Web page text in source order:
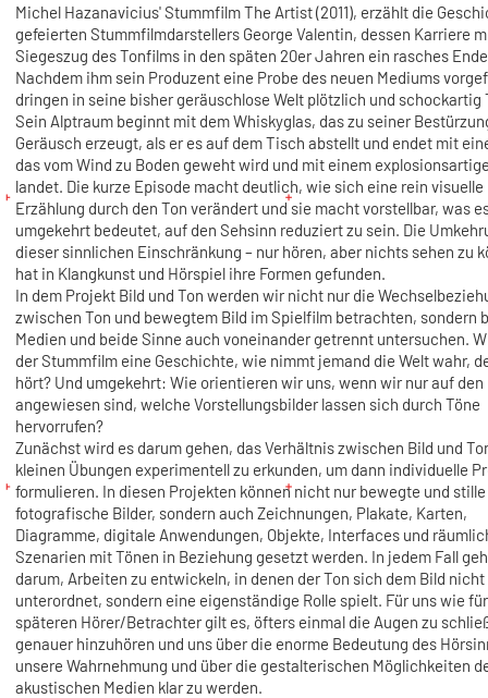
Michel Hazanavicius' Stummfilm The Artist (2011), erzählt die
gefeierten Stummfilmdarstellers George Valentin, dessen Karriere
Siegeszug des Tonfilms in den späten 20er Jahren ein rasches
Nachdem ihm sein Produzent eine Probe des neuen Mediums
dringen in seine bisher geräuschlose Welt plötzlich und schockartig
Sein Alptraum beginnt mit dem Whiskyglas, das zu seiner
Geräusch erzeugt, als er es auf dem Tisch abstellt und endet mit
das vom Wind zu Boden geweht wird und mit einem
landet. Die kurze Episode macht deutlich, wie sich eine rein visuelle
Erzählung durch den Ton verändert und sie macht vorstellbar, was
umgekehrt bedeutet, auf den Sehsinn reduziert zu sein. Die
dieser sinnlichen Einschränkung – nur hören, aber nichts sehen zu
hat in Klangkunst und Hörspiel ihre Formen gefunden.
In dem Projekt Bild und Ton werden wir nicht nur die
zwischen Ton und bewegtem Bild im Spielfilm betrachten, sondern
Medien und beide Sinne auch voneinander getrennt untersuchen.
der Stummfilm eine Geschichte, wie nimmt jemand die Welt wahr,
hört? Und umgekehrt: Wie orientieren wir uns, wenn wir nur auf den
angewiesen sind, welche Vorstellungsbilder lassen sich durch Töne
hervorrufen?
Zunächst wird es darum gehen, das Verhältnis zwischen Bild und
kleinen Übungen experimentell zu erkunden, um dann individuelle
formulieren. In diesen Projekten können nicht nur bewegte und stille
fotografische Bilder, sondern auch Zeichnungen, Plakate, Karten,
Diagramme, digitale Anwendungen, Objekte, Interfaces und
Szenarien mit Tönen in Beziehung gesetzt werden. In jedem Fall
darum, Arbeiten zu entwickeln, in denen der Ton sich dem Bild nicht
unterordnet, sondern eine eigenständige Rolle spielt. Für uns wie
späteren Hörer/Betrachter gilt es, öfters einmal die Augen zu
genauer hinzuhören und uns über die enorme Bedeutung des
unsere Wahrnehmung und über die gestalterischen Möglichkeiten
akustischen Medien klar zu werden.